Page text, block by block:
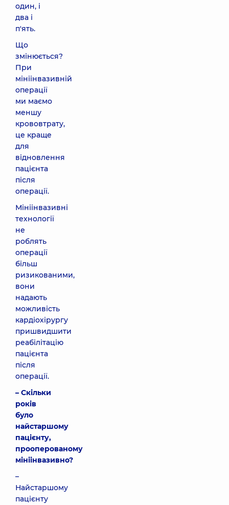
один, і
два і
п'ять.
Що
змінюється?
При
мініінвазивній
операції
ми маємо
меншу
крововтрату,
це краще
для
відновлення
пацієнта
після
операції.
Мініінвазивні
технології
не
роблять
операції
більш
ризикованими,
вони
надають
можливість
кардіохірургу
пришвидшити
реабілітацію
пацієнта
після
операції.
– Скільки
років
було
найстаршому
пацієнту,
прооперованому
мініінвазивно?
–
Найстаршому
пацієнту